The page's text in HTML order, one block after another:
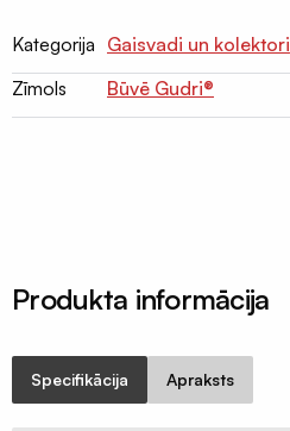
Kategorija Gaisvadi un kolektori
Zīmols
Būvē Gudri®
Produkta informācija
Specifikācija Apraksts
Montāžu
pieslēgumu
un
Insektu
sieti